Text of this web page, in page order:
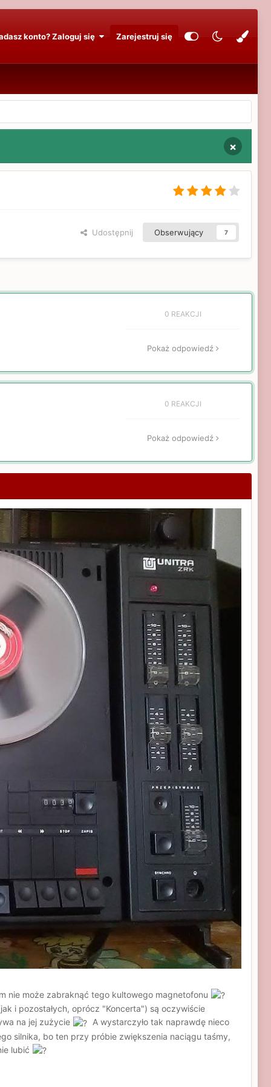
konto? Zaloguj się Zarejestruj się
×
Udostępnij Obserwujący 7
0 REAKCJI
Pokaż odpowiedź
0 REAKCJI
Pokaż odpowiedź
nie może zabraknąć tego kultowego magnetofonu
i pozostałych, oprócz "Koncerta") są oczywiście
na jej zużycie
A wystarczyło tak naprawdę nieco
silnika, bo ten przy próbie zwiększenia naciągu taśmy,
lubić